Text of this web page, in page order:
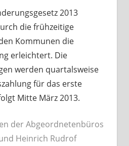
2013
die frühzeitige
Kommunen die
erleichtert. Die
werden quartalsweise
für das erste
Mitte März 2013.
der Abgeordnetenbüros
Heinrich Rudrof